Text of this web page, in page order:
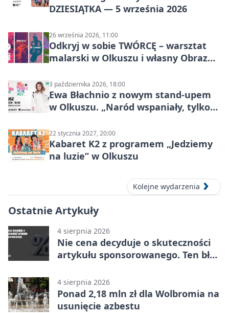
DZIESIĄTKA — 5 września 2026
26 września 2026, 11:00
Odkryj w sobie TWÓRCĘ – warsztat
malarski w Olkuszu i własny Obraz
3 października 2026, 18:00
Ewa Błachnio z nowym stand-upem
w Olkuszu. „Naród wspaniały, tylko
22 stycznia 2027, 20:00
Kabaret K2 z programem „Jedziemy
na luzie” w Olkuszu
Kolejne wydarzenia
Ostatnie Artykuły
4 sierpnia 2026
Nie cena decyduje o skuteczności
artykułu sponsorowanego. Ten błąd
4 sierpnia 2026
Ponad 2,18 mln zł dla Wolbromia na
usunięcie azbestu